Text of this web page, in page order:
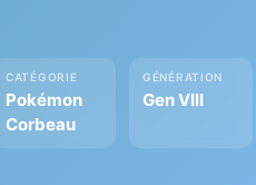
CATÉGORIE
Pokémon
Corbeau
GÉNÉRATION
Gen VIII